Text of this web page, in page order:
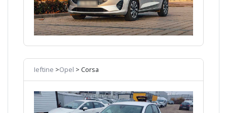
Ieftine >Opel > Corsa